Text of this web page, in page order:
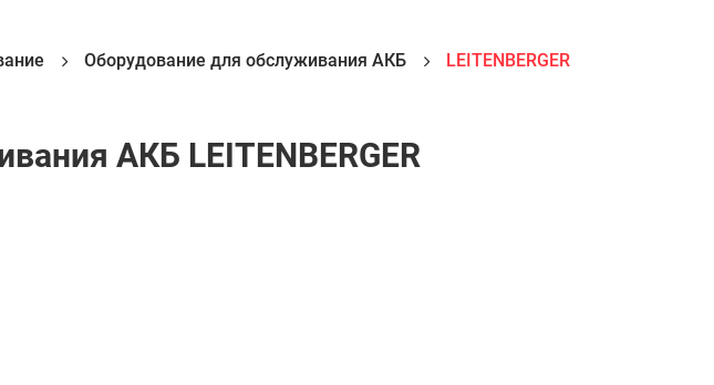
Оборудование для обслуживания АКБ LEITENBERGER
АКБ LEITENBERGER